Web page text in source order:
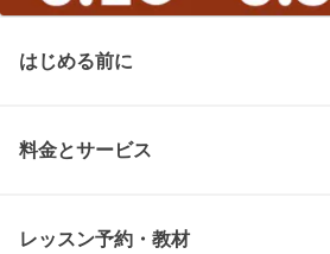
はじめる前に
料金とサービス
レッスン予約・教材